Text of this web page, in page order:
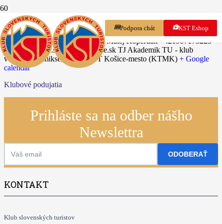
moneyPodpora chát shopKST Eshop
07.06.2025
Ťahanovský vlnový špeciál Info: Matej Koperdák +421907173223
klub@kamikse.sk www.kamikse.sk TJ Akademik TU - klub
vodákov Kamikse, region KST Košice-mesto (KTMK) + Google
calendar
Klubové podujatia
Prihláste sa na odber nášho
Newslettra
ODOBERAŤ
KONTAKT
Klub slovenských turistov